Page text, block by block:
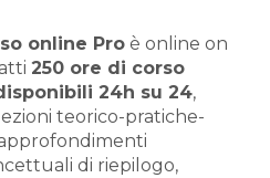
online Pro è online on
250 ore di corso
24h su 24,
teorico-pratiche-
di riepilogo,